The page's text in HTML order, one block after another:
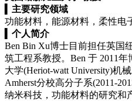
主要研究领域
功能材料，能源材料，柔性电
个人简介
Ben Bin Xu博士目前担任英国
筑工程系教授。Ben 于 2011
大学(Heriot-watt University)机
Amherst分校高分子系(2011-
纳米科技，功能材料的研究和